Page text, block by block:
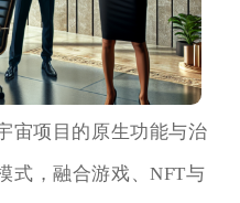
宙项目的原生功能与治
式，融合游戏、NFT与